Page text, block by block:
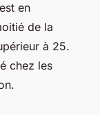
en
de la
à 25.
chez les